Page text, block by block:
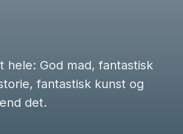
hele: God mad, fantastisk
fantastisk kunst og
det.